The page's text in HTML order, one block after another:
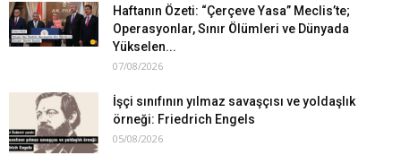
Haftanın Özeti: “Çerçeve Yasa” Meclis’te;
Operasyonlar, Sınır Ölümleri ve Dünyada
Yükselen...
07/08/2026
İşçi sınıfının yılmaz savaşçısı ve yoldaşlık
örneği: Friedrich Engels
05/08/2026